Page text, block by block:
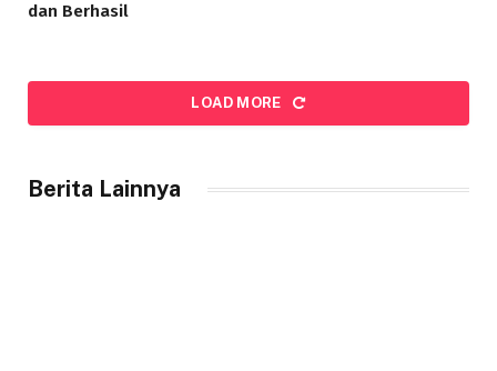
dan Berhasil
LOAD MORE
Berita Lainnya